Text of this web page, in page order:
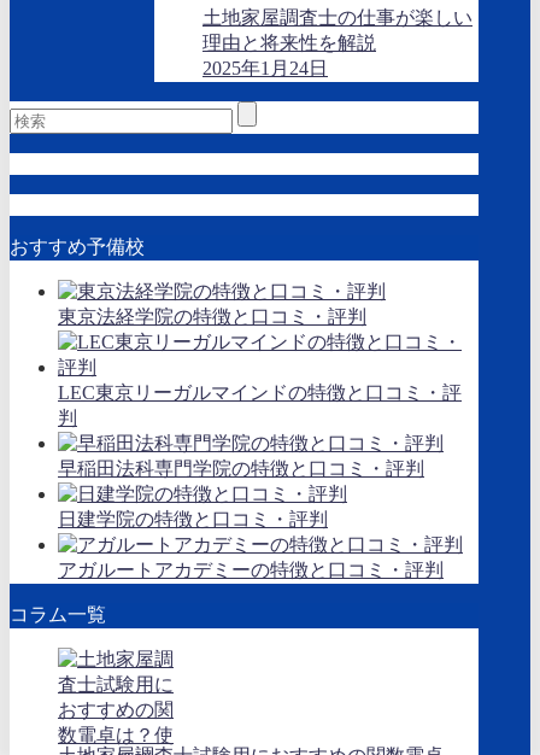
土地家屋調査士の仕事が楽しい
理由と将来性を解説
2025年1月24日
おすすめ予備校
東京法経学院の特徴と口コミ・評判
LEC東京リーガルマインドの特徴と口コミ・評
判
早稲田法科専門学院の特徴と口コミ・評判
日建学院の特徴と口コミ・評判
アガルートアカデミーの特徴と口コミ・評判
コラム一覧